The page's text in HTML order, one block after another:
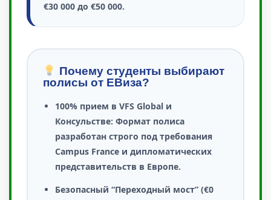
€30 000 до €50 000.
Почему студенты выбирают
полисы от ЕВиза?
100% прием в VFS Global и
Консульстве: Формат полиса
разработан строго под требования
Campus France и дипломатических
представительств в Европе.
Безопасный “Переходный мост” (€0